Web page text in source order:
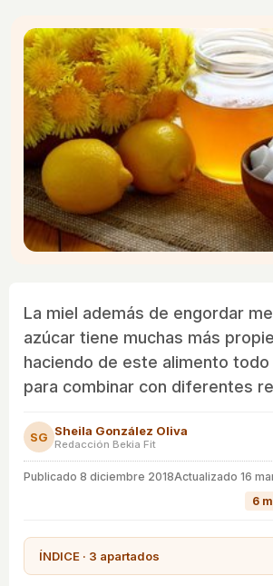
La miel además de engordar
azúcar tiene muchas más
haciendo de este alimento todo
para combinar con diferentes
SG Sheila González Oliva
Redacción Bekia Fit
Publicado 8 diciembre 2018Actualizado 16
6
ÍNDICE · 3 apartados